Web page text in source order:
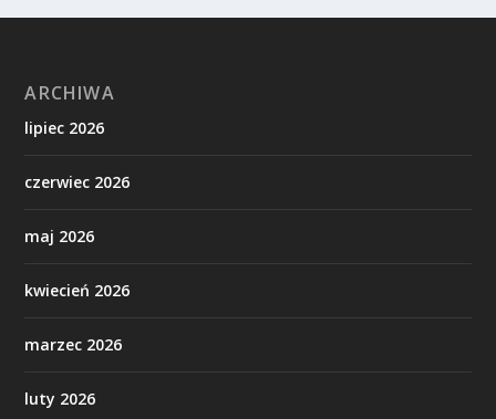
ARCHIWA
lipiec 2026
czerwiec 2026
maj 2026
kwiecień 2026
marzec 2026
luty 2026